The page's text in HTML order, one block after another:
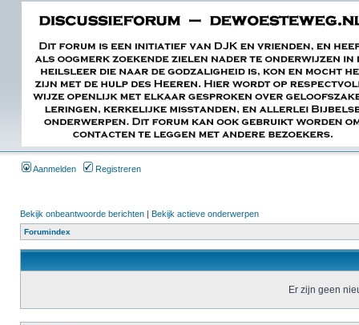
Aanmelden Registreren
Bekijk onbeantwoorde berichten | Bekijk actieve onderwerpen
Forumindex
Er zijn geen